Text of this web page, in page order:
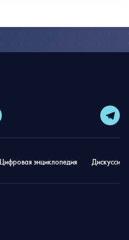
Цифровая энциклопедия